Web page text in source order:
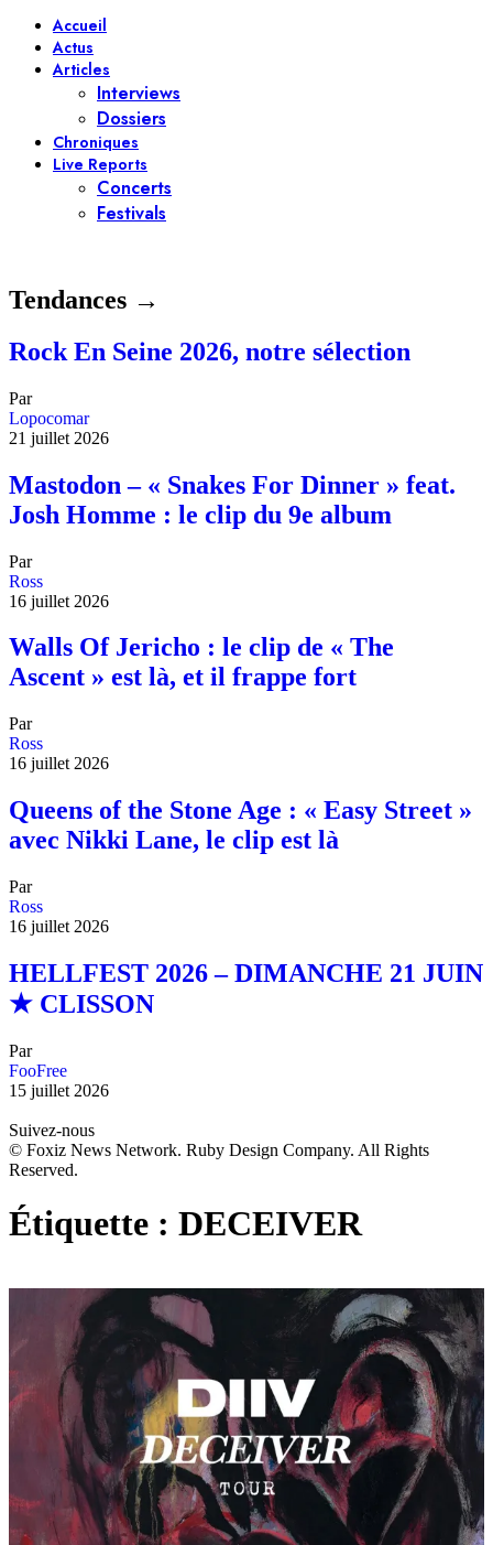
Accueil
Actus
Articles
Interviews
Dossiers
Chroniques
Live Reports
Concerts
Festivals
Tendances →
Rock En Seine 2026, notre sélection
Par
Lopocomar
21 juillet 2026
Mastodon – « Snakes For Dinner » feat.
Josh Homme : le clip du 9e album
Par
Ross
16 juillet 2026
Walls Of Jericho : le clip de « The
Ascent » est là, et il frappe fort
Par
Ross
16 juillet 2026
Queens of the Stone Age : « Easy Street »
avec Nikki Lane, le clip est là
Par
Ross
16 juillet 2026
HELLFEST 2026 – DIMANCHE 21 JUIN
★ CLISSON
Par
FooFree
15 juillet 2026
Suivez-nous
© Foxiz News Network. Ruby Design Company. All Rights
Reserved.
Étiquette : DECEIVER